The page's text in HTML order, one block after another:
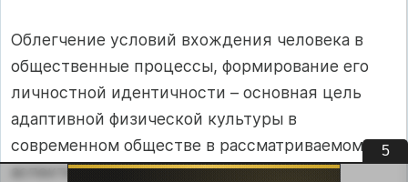
Облегчение условий вхождения человека в
общественные процессы, формирование его
личностной идентичности – основная цель
адаптивной физической культуры в
современном обществе в рассматриваемом
аспекте.
4